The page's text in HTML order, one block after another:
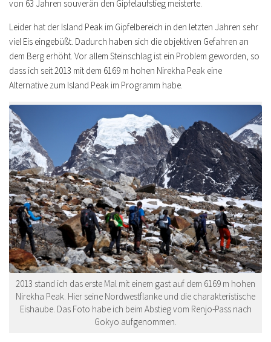
von 63 Jahren souverän den Gipfelaufstieg meisterte.
Leider hat der Island Peak im Gipfelbereich in den letzten Jahren sehr
viel Eis eingebüßt. Dadurch haben sich die objektiven Gefahren an
dem Berg erhöht. Vor allem Steinschlag ist ein Problem geworden, so
dass ich seit 2013 mit dem 6169 m hohen Nirekha Peak eine
Alternative zum Island Peak im Programm habe.
2013 stand ich das erste Mal mit einem gast auf dem 6169 m hohen
Nirekha Peak. Hier seine Nordwestflanke und die charakteristische
Eishaube. Das Foto habe ich beim Abstieg vom Renjo-Pass nach
Gokyo aufgenommen.